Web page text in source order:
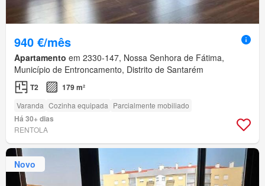
940 €/mês
Apartamento em 2330-147, Nossa Senhora de Fátima,
Município de Entroncamento, Distrito de Santarém
T2 179 m²
Varanda Cozinha equipada Parcialmente mobiliado
Há 30+ dias
RENTOLA
Novo